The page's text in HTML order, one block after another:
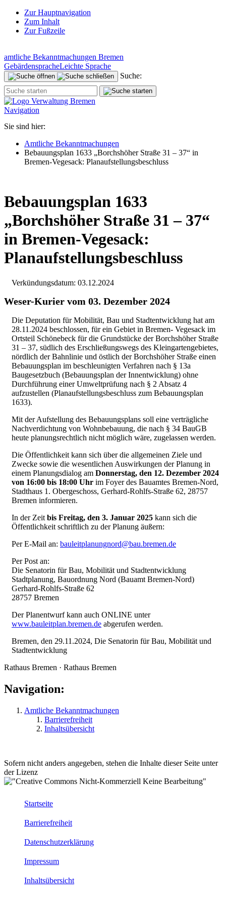
Zur Hauptnavigation
Zum Inhalt
Zur Fußzeile
amtliche Bekanntmachungen Bremen
GebärdenspracheLeichte Sprache
Suche:
Navigation
Sie sind hier:
Amtliche Bekanntmachungen
Bebauungsplan 1633 „Borchshöher Straße 31 – 37“ in
Bremen-Vegesack: Planaufstellungsbeschluss
Bebauungsplan 1633
„Borchshöher Straße 31 – 37“
in Bremen-Vegesack:
Planaufstellungsbeschluss
Verkündungsdatum: 03.12.2024
Weser-Kurier vom 03. Dezember 2024
Die Deputation für Mobilität, Bau und Stadtentwicklung hat am
28.11.2024 beschlossen, für ein Gebiet in Bremen- Vegesack im
Ortsteil Schönebeck für die Grundstücke der Borchshöher Straße
31 – 37, südlich des Erschließungswegs des Kleingartengebietes,
nördlich der Bahnlinie und östlich der Borchshöher Straße einen
Bebauungsplan im beschleunigten Verfahren nach § 13a
Baugesetzbuch (Bebauungsplan der Innentwicklung) ohne
Durchführung einer Umweltprüfung nach § 2 Absatz 4
aufzustellen (Planaufstellungsbeschluss zum Bebauungsplan
1633).
Mit der Aufstellung des Bebauungsplans soll eine verträgliche
Nachverdichtung von Wohnbebauung, die nach § 34 BauGB
heute planungsrechtlich nicht möglich wäre, zugelassen werden.
Die Öffentlichkeit kann sich über die allgemeinen Ziele und
Zwecke sowie die wesentlichen Auswirkungen der Planung in
einem Planungsdialog am Donnerstag, den 12. Dezember 2024
von 16:00 bis 18:00 Uhr im Foyer des Bauamtes Bremen-Nord,
Stadthaus 1. Obergeschoss, Gerhard-Rohlfs-Straße 62, 28757
Bremen informieren.
In der Zeit bis Freitag, den 3. Januar 2025 kann sich die
Öffentlichkeit schriftlich zu der Planung äußern:
Per E-Mail an: bauleitplanungnord@bau.bremen.de
Per Post an:
Die Senatorin für Bau, Mobilität und Stadtentwicklung
Stadtplanung, Bauordnung Nord (Bauamt Bremen-Nord)
Gerhard-Rohlfs-Straße 62
28757 Bremen
Der Planentwurf kann auch ONLINE unter
www.bauleitplan.bremen.de abgerufen werden.
Bremen, den 29.11.2024, Die Senatorin für Bau, Mobilität und
Stadtentwicklung
Rathaus Bremen · Rathaus Bremen
Navigation:
Amtliche Bekanntmachungen
Barrierefreiheit
Inhaltsübersicht
Sofern nicht anders angegeben, stehen die Inhalte dieser Seite unter
der Lizenz
Startseite
Barrierefreiheit
Datenschutzerklärung
Impressum
Inhaltsübersicht